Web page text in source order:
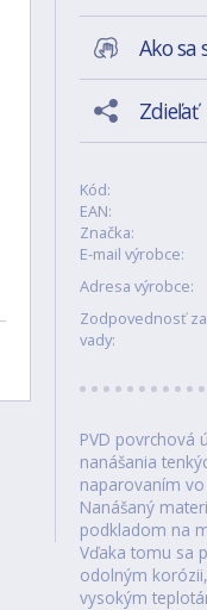
Ako sa
Zdieľať
Kód:
EAN:
Značka:
E-mail výrobce:
Adresa výrobce:
Zodpovednosť za
vady:
PVD povrchová
nanášania
naparovaním
Nanášaný
podkladom na
Vďaka tomu sa
odolným
vysokým